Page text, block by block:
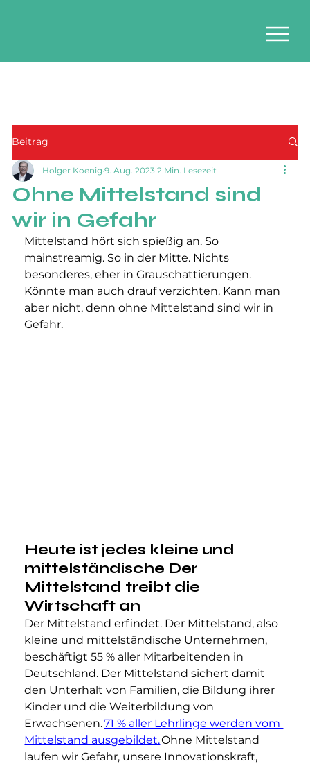
Beitrag
Ohne Mittelstand sind
wir in Gefahr
Holger Koenig 9. Aug. 2023 2 Min. Lesezeit
Mittelstand hört sich spießig an. So
mainstreamig. So in der Mitte. Nichts
besonderes, eher in Grauschattierungen.
Könnte man auch drauf verzichten. Kann man
aber nicht, denn ohne Mittelstand sind wir in
Gefahr.
Heute ist jedes kleine und
mittelständische Der
Mittelstand treibt die
Wirtschaft an
Der Mittelstand erfindet. Der Mittelstand, also
kleine und mittelständische Unternehmen,
beschäftigt 55 % aller Mitarbeitenden in
Deutschland. Der Mittelstand sichert damit
den Unterhalt von Familien, die Bildung ihrer
Kinder und die Weiterbildung von
Erwachsenen. 71 % aller Lehrlinge werden vom
Mittelstand ausgebildet. Ohne Mittelstand
laufen wir Gefahr, unsere Innovationskraft,